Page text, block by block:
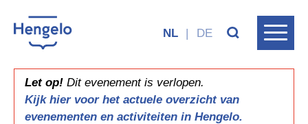
NL | DE
Let op! Dit evenement is verlopen.
Kijk hier voor het actuele overzicht van
evenementen en activiteiten in Hengelo.